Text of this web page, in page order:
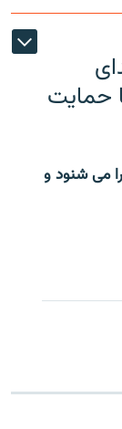
حمایت
می شنود و